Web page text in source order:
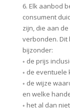
6. Elk aanbod
consument
zijn, die aan
verbonden.
bijzonder:
◦ de prijs
◦ de eventuele
◦ de wijze
en welke
◦ het al dan